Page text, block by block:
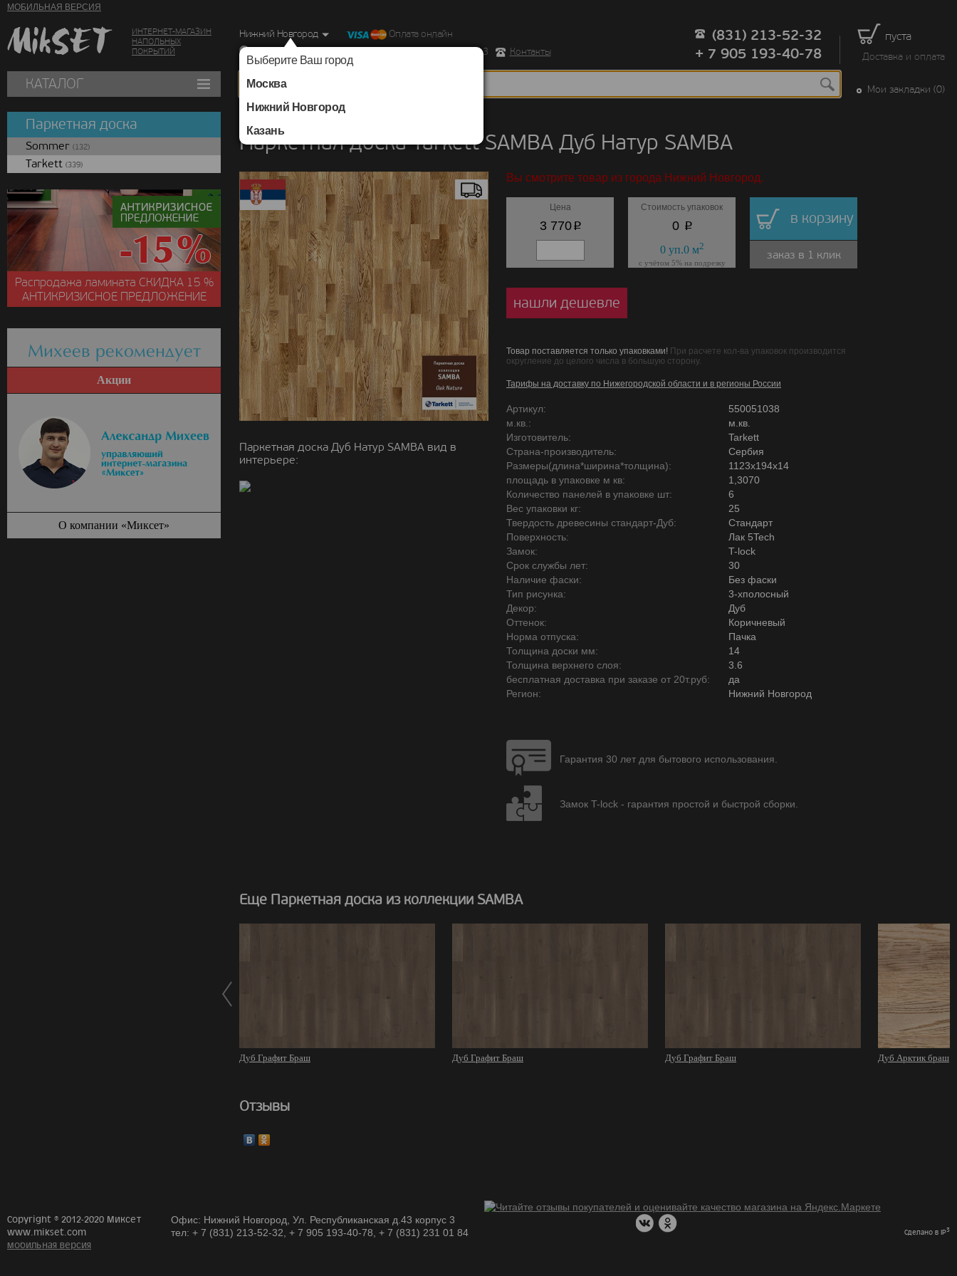
МОБИЛЬНАЯ ВЕРСИЯ
ИНТЕРНЕТ-МАГАЗИН
НАПОЛЬНЫХ
ПОКРЫТИЙ
пуста
Доставка и оплата
Нижний Новгород
Выберите Ваш город
Москва
Нижний Новгород
Казань
Оплата онлайн
г. Нижний Новгород, Ул. Республиканская д.43 корпус 3
Контакты
(831) 213-52-32
+ 7 905 193-40-78
КАТАЛОГ Мои закладки (0)
Паркетная доска Tarkett SAMBA Дуб Натур SAMBA
Паркетная доска Дуб Натур SAMBA вид в
интерьере:
Вы смотрите товар из города Нижний Новгород.
Цена
3 770p
Стоимость упаковок
0 p
0уп.0м2
с учётом 5% на подрезку
в корзину
заказ в 1 клик
нашли дешевле
Товар поставляется только упаковками! При расчете кол-ва упаковок производится
округление до целого числа в большую сторону.
Тарифы на доставку по Нижегородской области и в регионы России
Артикул:
550051038
м.кв.:
м.кв.
Изготовитель:
Tarkett
Страна-производитель:
Сербия
Размеры(длина*ширина*толщина):
1123х194х14
площадь в упаковке м кв:
1,3070
Количество панелей в упаковке шт:
6
Вес упаковки кг:
25
Твердость древесины стандарт-Дуб:
Стандарт
Поверхность:
Лак 5Tech
Замок:
T-lock
Срок службы лет:
30
Наличие фаски:
Без фаски
Тип рисунка:
3-хполосный
Декор:
Дуб
Оттенок:
Коричневый
Норма отпуска:
Пачка
Толщина доски мм:
14
Толщина верхнего слоя:
3.6
бесплатная доставка при заказе от 20т.руб:
да
Регион:
Нижний Новгород
Гарантия 30 лет для бытового использования.
Замок T-lock - гарантия простой и быстрой сборки.
Еще Паркетная доска из коллекции SAMBA
Дуб Графит Браш Дуб Графит Браш Дуб Графит Браш Дуб Арктик браш
Отзывы
Паркетная доска
Sommer (132)
Tarkett (339)
Распродажа ламината СКИДКА15 %
АНТИКРИЗИСНОЕ ПРЕДЛОЖЕНИЕ
Михеев рекомендует
Акции
О компании «Миксет»
Copyright © 2012-2020 Миксет
www.mikset.com
мобильная версия
Офис: Нижний Новгород, Ул. Республиканская д.43 корпус 3
тел: + 7 (831) 213-52-32, + 7 905 193-40-78, + 7 (831) 231 01 84
Сделано в IP3